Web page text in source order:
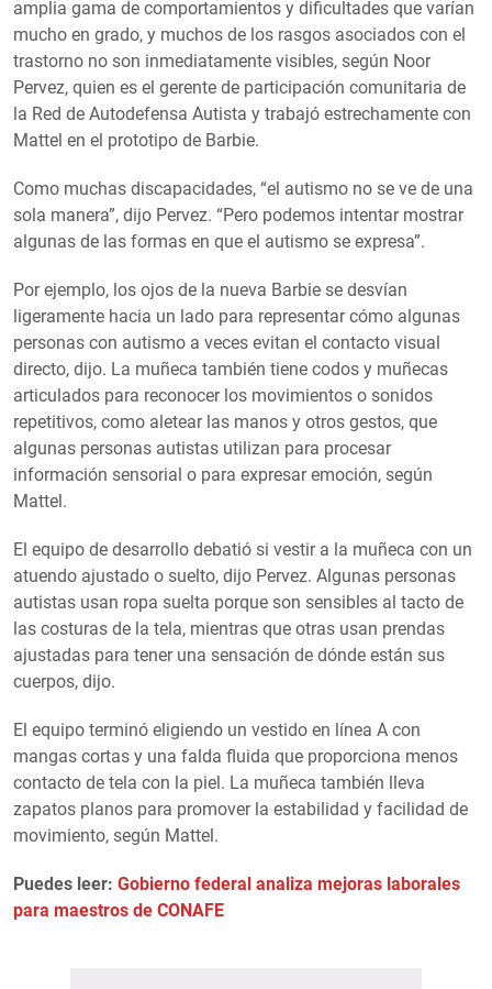
amplia gama de comportamientos y dificultades que varían
mucho en grado, y muchos de los rasgos asociados con el
trastorno no son inmediatamente visibles, según Noor
Pervez, quien es el gerente de participación comunitaria de
la Red de Autodefensa Autista y trabajó estrechamente con
Mattel en el prototipo de Barbie.
Como muchas discapacidades, “el autismo no se ve de una
sola manera”, dijo Pervez. “Pero podemos intentar mostrar
algunas de las formas en que el autismo se expresa”.
Por ejemplo, los ojos de la nueva Barbie se desvían
ligeramente hacia un lado para representar cómo algunas
personas con autismo a veces evitan el contacto visual
directo, dijo. La muñeca también tiene codos y muñecas
articulados para reconocer los movimientos o sonidos
repetitivos, como aletear las manos y otros gestos, que
algunas personas autistas utilizan para procesar
información sensorial o para expresar emoción, según
Mattel.
El equipo de desarrollo debatió si vestir a la muñeca con un
atuendo ajustado o suelto, dijo Pervez. Algunas personas
autistas usan ropa suelta porque son sensibles al tacto de
las costuras de la tela, mientras que otras usan prendas
ajustadas para tener una sensación de dónde están sus
cuerpos, dijo.
El equipo terminó eligiendo un vestido en línea A con
mangas cortas y una falda fluida que proporciona menos
contacto de tela con la piel. La muñeca también lleva
zapatos planos para promover la estabilidad y facilidad de
movimiento, según Mattel.
Puedes leer: Gobierno federal analiza mejoras laborales
para maestros de CONAFE